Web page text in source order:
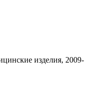
изделия, 2009-